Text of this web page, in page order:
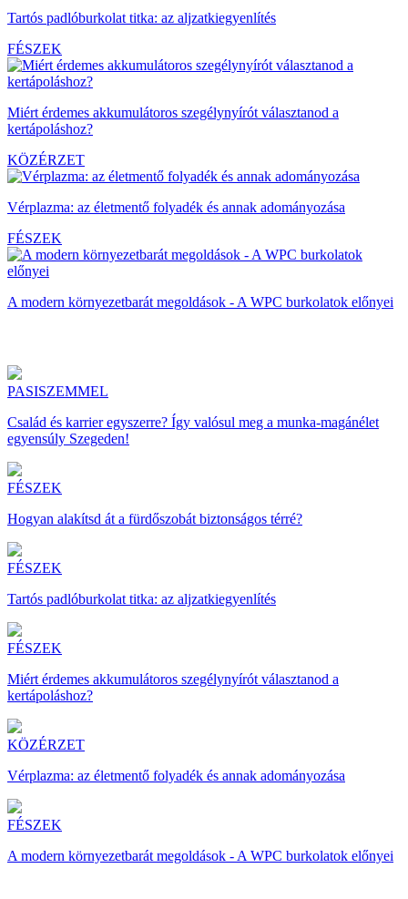
Tartós padlóburkolat titka: az aljzatkiegyenlítés
FÉSZEK
Miért érdemes akkumulátoros szegélynyírót választanod a
kertápoláshoz?
KÖZÉRZET
Vérplazma: az életmentő folyadék és annak adományozása
FÉSZEK
A modern környezetbarát megoldások - A WPC burkolatok előnyei
PASISZEMMEL
Család és karrier egyszerre? Így valósul meg a munka-magánélet
egyensúly Szegeden!
FÉSZEK
Hogyan alakítsd át a fürdőszobát biztonságos térré?
FÉSZEK
Tartós padlóburkolat titka: az aljzatkiegyenlítés
FÉSZEK
Miért érdemes akkumulátoros szegélynyírót választanod a
kertápoláshoz?
KÖZÉRZET
Vérplazma: az életmentő folyadék és annak adományozása
FÉSZEK
A modern környezetbarát megoldások - A WPC burkolatok előnyei